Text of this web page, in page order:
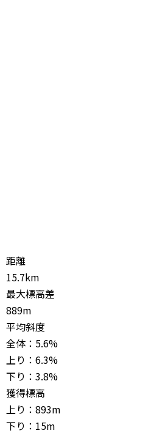
距離
15.7km
最大標高差
889m
平均斜度
全体：5.6%
上り：6.3%
下り：3.8%
獲得標高
上り：893m
下り：15m